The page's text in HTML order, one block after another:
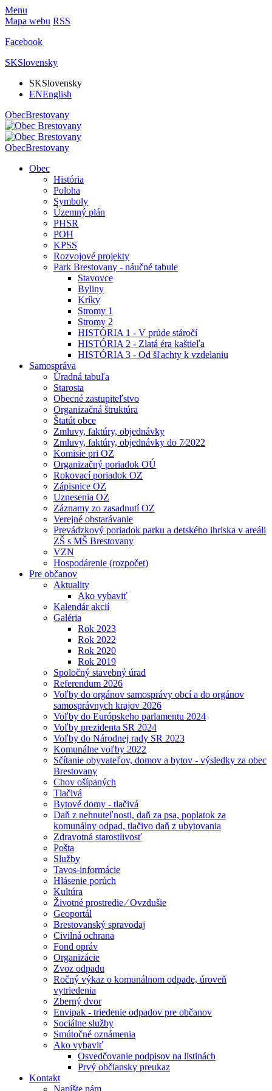
Menu
Mapa webu RSS
Facebook
SKSlovensky
SKSlovensky
ENEnglish
ObecBrestovany
ObecBrestovany
Obec
História
Poloha
Symboly
Územný plán
PHSR
POH
KPSS
Rozvojové projekty
Park Brestovany - náučné tabule
Stavovce
Byliny
Kríky
Stromy 1
Stromy 2
HISTÓRIA 1 - V prúde stáročí
HISTÓRIA 2 - Zlatá éra kaštieľa
HISTÓRIA 3 - Od šľachty k vzdelaniu
Samospráva
Úradná tabuľa
Starosta
Obecné zastupiteľstvo
Organizačná štruktúra
Štatút obce
Zmluvy, faktúry, objednávky
Zmluvy, faktúry, objednávky do 7⁄2022
Komisie pri OZ
Organizačný poriadok OÚ
Rokovací poriadok OZ
Zápisnice OZ
Uznesenia OZ
Záznamy zo zasadnutí OZ
Verejné obstarávanie
Prevádzkový poriadok parku a detského ihriska v areáli
ZŠ s MŠ Brestovany
VZN
Hospodárenie (rozpočet)
Pre občanov
Aktuality
Ako vybaviť
Kalendár akcií
Galéria
Rok 2023
Rok 2022
Rok 2020
Rok 2019
Spoločný stavebný úrad
Referendum 2026
Voľby do orgánov samosprávy obcí a do orgánov
samosprávnych krajov 2026
Voľby do Európskeho parlamentu 2024
Voľby prezidenta SR 2024
Voľby do Národnej rady SR 2023
Komunálne voľby 2022
Sčítanie obyvateľov, domov a bytov - výsledky za obec
Brestovany
Chov ošípaných
Tlačivá
Bytové domy - tlačivá
Daň z nehnuteľnosti, daň za psa, poplatok za
komunálny odpad, tlačivo daň z ubytovania
Zdravotná starostlivosť
Pošta
Služby
Tavos-informácie
Hlásenie porúch
Kultúra
Životné prostredie ⁄ Ovzdušie
Geoportál
Brestovanský spravodaj
Civilná ochrana
Fond opráv
Organizácie
Zvoz odpadu
Ročný výkaz o komunálnom odpade, úroveň
vytriedenia
Zberný dvor
Envipak - triedenie odpadov pre občanov
Sociálne služby
Smútočné oznámenia
Ako vybaviť
Osvedčovanie podpisov na listinách
Prvý občiansky preukaz
Kontakt
Napíšte nám